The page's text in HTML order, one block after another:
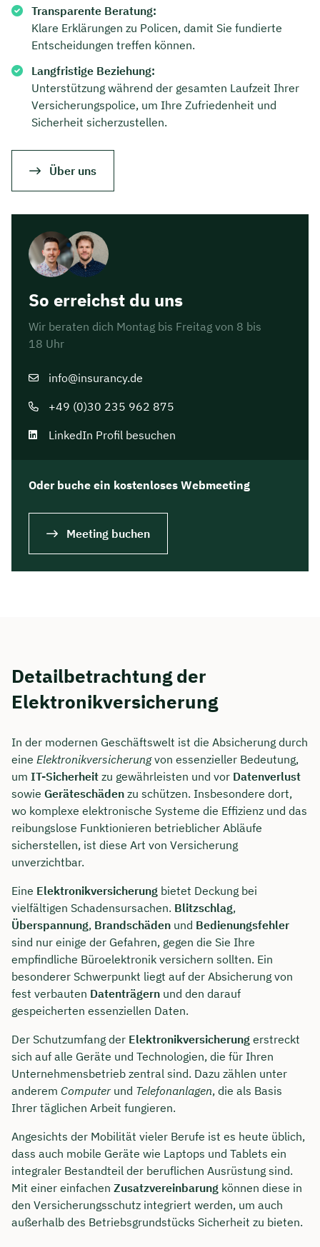
Transparente Beratung:
Klare Erklärungen zu Policen, damit Sie fundierte
Entscheidungen treffen können.
Langfristige Beziehung:
Unterstützung während der gesamten Laufzeit Ihrer
Versicherungspolice, um Ihre Zufriedenheit und
Sicherheit sicherzustellen.
Über uns
So erreichst du uns
Wir beraten dich Montag bis Freitag von 8 bis
18 Uhr
info@insurancy.de
+49 (0)30 235 962 875
LinkedIn Profil besuchen
Oder buche ein kostenloses Webmeeting
Meeting buchen
Detailbetrachtung der
Elektronikversicherung
In der modernen Geschäftswelt ist die Absicherung durch
eine Elektronikversicherungvon essenzieller Bedeutung,
um IT-Sicherheit zu gewährleisten und vor Datenverlust
sowie Geräteschäden zu schützen. Insbesondere dort,
wo komplexe elektronische Systeme die Effizienz und das
reibungslose Funktionieren betrieblicher Abläufe
sicherstellen, ist diese Art von Versicherung
unverzichtbar.
Eine Elektronikversicherung bietet Deckung bei
vielfältigen Schadensursachen. Blitzschlag,
Überspannung, Brandschäden und Bedienungsfehler
sind nur einige der Gefahren, gegen die Sie Ihre
empfindliche Büroelektronik versichern sollten. Ein
besonderer Schwerpunkt liegt auf der Absicherung von
fest verbauten Datenträgern und den darauf
gespeicherten essenziellen Daten.
Der Schutzumfang der Elektronikversicherung erstreckt
sich auf alle Geräte und Technologien, die für Ihren
Unternehmensbetrieb zentral sind. Dazu zählen unter
anderem Computer und Telefonanlagen, die als Basis
Ihrer täglichen Arbeit fungieren.
Angesichts der Mobilität vieler Berufe ist es heute üblich,
dass auch mobile Geräte wie Laptops und Tablets ein
integraler Bestandteil der beruflichen Ausrüstung sind.
Mit einer einfachen Zusatzvereinbarung können diese in
den Versicherungsschutz integriert werden, um auch
außerhalb des Betriebsgrundstücks Sicherheit zu bieten.
Dauer: ca. 30 Minuten
Kostenfrei & unverbindlich
🗓️ Wählen Sie jetzt Ihren Wunschtermin:
Meeting buchen